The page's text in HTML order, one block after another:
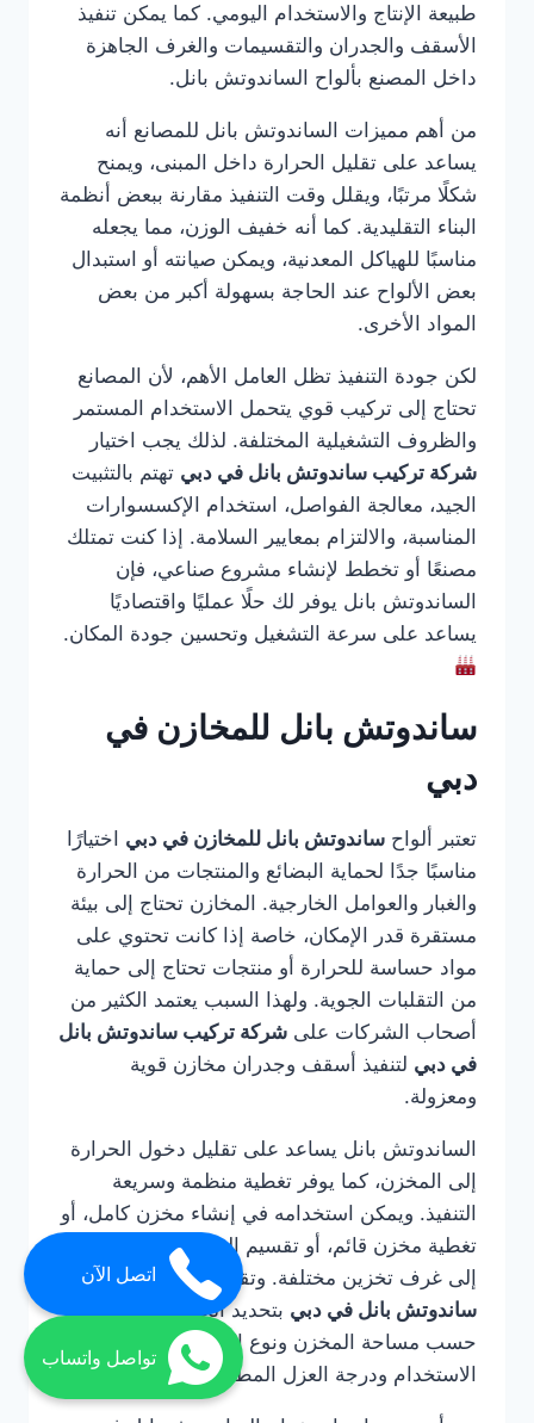
طبيعة الإنتاج والاستخدام اليومي. كما يمكن تنفيذ
الأسقف والجدران والتقسيمات والغرف الجاهزة
داخل المصنع بألواح الساندوتش بانل.
من أهم مميزات الساندوتش بانل للمصانع أنه
يساعد على تقليل الحرارة داخل المبنى، ويمنح
شكلًا مرتبًا، ويقلل وقت التنفيذ مقارنة ببعض أنظمة
البناء التقليدية. كما أنه خفيف الوزن، مما يجعله
مناسبًا للهياكل المعدنية، ويمكن صيانته أو استبدال
بعض الألواح عند الحاجة بسهولة أكبر من بعض
المواد الأخرى.
لكن جودة التنفيذ تظل العامل الأهم، لأن المصانع
تحتاج إلى تركيب قوي يتحمل الاستخدام المستمر
والظروف التشغيلية المختلفة. لذلك يجب اختيار
شركة تركيب ساندوتش بانل في دبي تهتم بالتثبيت
الجيد، معالجة الفواصل، استخدام الإكسسوارات
المناسبة، والالتزام بمعايير السلامة. إذا كنت تمتلك
مصنعًا أو تخطط لإنشاء مشروع صناعي، فإن
الساندوتش بانل يوفر لك حلًا عمليًا واقتصاديًا
يساعد على سرعة التشغيل وتحسين جودة المكان.
ساندوتش بانل للمخازن في
دبي
تعتبر ألواح ساندوتش بانل للمخازن في دبي اختيارًا
مناسبًا جدًا لحماية البضائع والمنتجات من الحرارة
والغبار والعوامل الخارجية. المخازن تحتاج إلى بيئة
مستقرة قدر الإمكان، خاصة إذا كانت تحتوي على
مواد حساسة للحرارة أو منتجات تحتاج إلى حماية
من التقلبات الجوية. ولهذا السبب يعتمد الكثير من
أصحاب الشركات على شركة تركيب ساندوتش بانل
في دبي لتنفيذ أسقف وجدران مخازن قوية
ومعزولة.
الساندوتش بانل يساعد على تقليل دخول الحرارة
إلى المخزن، كما يوفر تغطية منظمة وسريعة
التنفيذ. ويمكن استخدامه في إنشاء مخزن كامل، أو
تغطية مخزن قائم، أو تقسيم المساحات الداخلية
إلى غرف تخزين مختلفة. وتقومشركة تركيب
ساندوتش بانل في دبي بتحديد الحل المناسب
حسب مساحة المخزن ونوع البضائع وطبيعة
الاستخدام ودرجة العزل المطلوبة.
اتصل الآن
تواصل واتساب